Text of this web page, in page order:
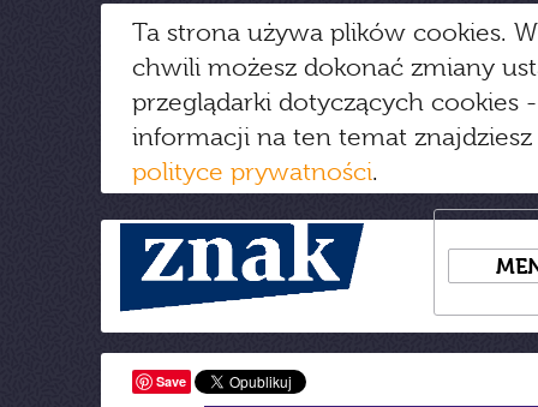
Ta strona używa plików cookies.
chwili możesz dokonać zmiany
przeglądarki dotyczących cookies
informacji na ten temat
polityce prywatności.
Save